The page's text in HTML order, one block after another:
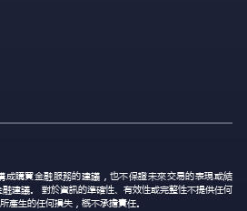
成購買金融服務的建議，也不保證未來交易的表現或結
建議。 對於資訊的準確性、有效性或完整性不提供任何
產生的任何損失，概不承擔責任。